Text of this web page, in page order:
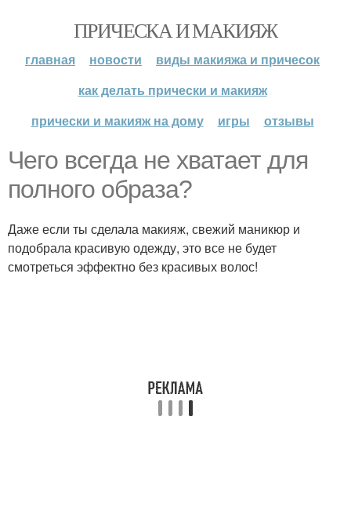
ПРИЧЕСКА И МАКИЯЖ
главная новости
виды макияжа и причесок
как делать прически и макияж
прически и макияж на дому
игры отзывы
Чего всегда не хватает для
полного образа?
Даже если ты сделала макияж, свежий маникюр и
подобрала красивую одежду, это все не будет
смотреться эффектно без красивых волос!